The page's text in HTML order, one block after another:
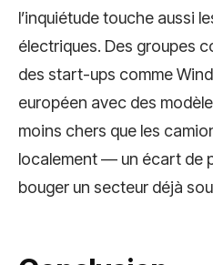
l’inquiétude touche aussi
électriques. Des groupes
des start-ups comme
européen avec des
moins chers que les
localement — un écart de
bouger un secteur déjà